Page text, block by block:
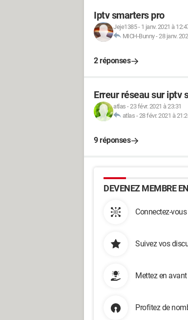
Iptv smarters pro
Jeje1385- 1 janv. 2021 à
MICH-Bunny-28 janv.
2 réponses
Erreur réseau sur iptv
atlas -23 févr. 2021 à 23:31
atlas -28 févr. 2021 à
9 réponses
DEVENEZ MEMBRE
Connectez-
Suivez vos
Mettez en
Profitez de